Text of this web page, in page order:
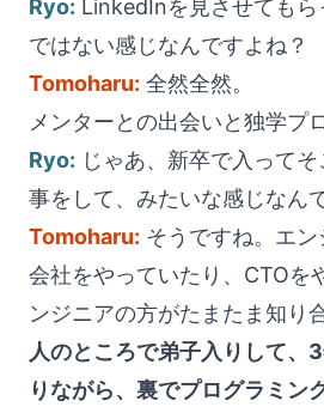
Ryo: LinkedInを見させても
ではない感じなんですよね？
Tomoharu: 全然全然。
メンターとの出会いと独学プ
Ryo: じゃあ、新卒で入って
事をして、みたいな感じなん
Tomoharu: そうですね。エ
会社をやっていたり、CTOを
ンジニアの方がたまたま知り
人のところで弟子入りして、
りながら、裏でプログラミン